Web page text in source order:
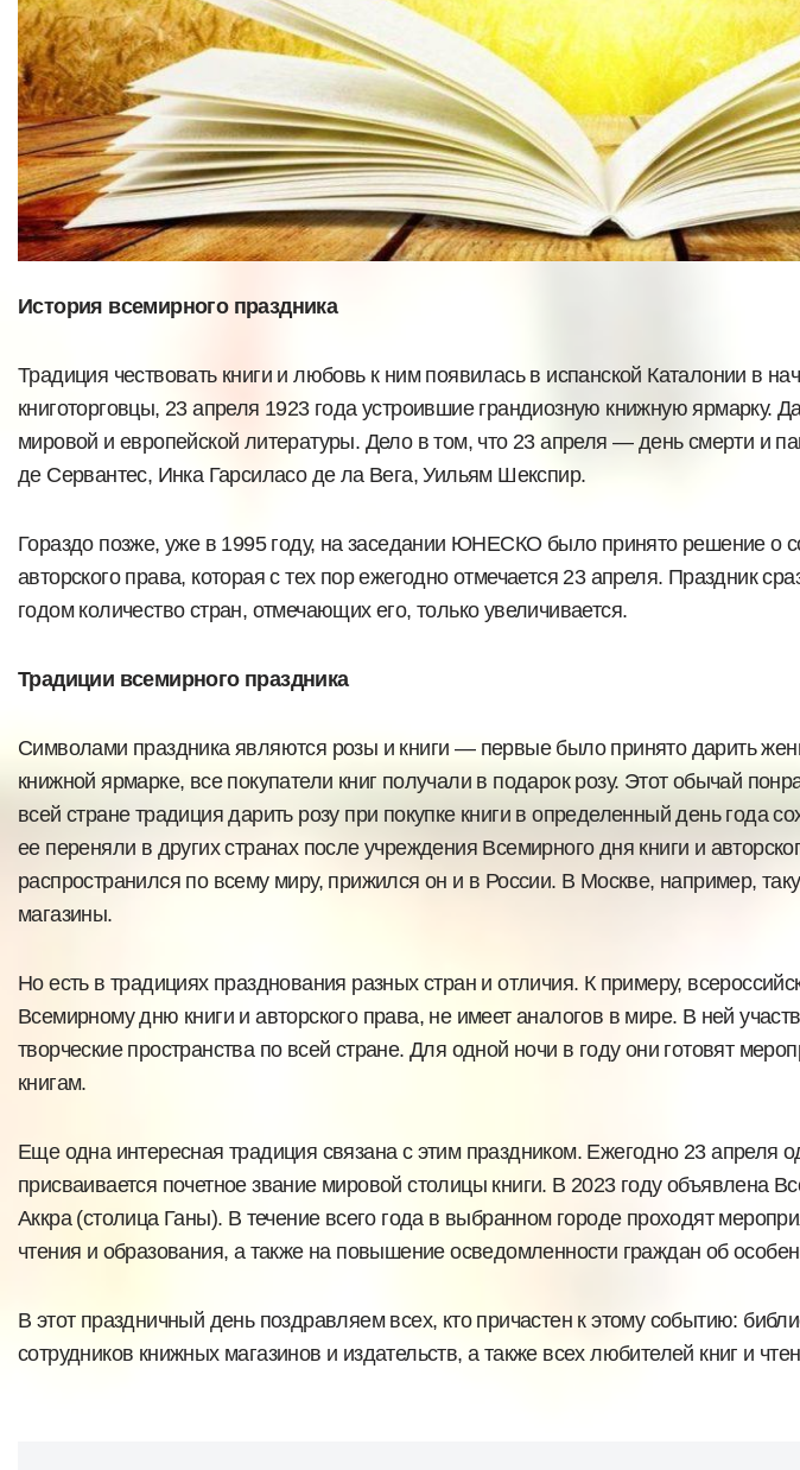
История всемирного праздника
Традиция чествовать книги и любовь к ним появилась в испанской Каталонии в
книготорговцы, 23 апреля 1923 года устроившие грандиозную книжную ярмарку.
мировой и европейской литературы. Дело в том, что 23 апреля — день смерти и
де Сервантес, Инка Гарсиласо де ла Вега, Уильям Шекспир.
Гораздо позже, уже в 1995 году, на заседании ЮНЕСКО было принято решение о
авторского права, которая с тех пор ежегодно отмечается 23 апреля. Праздник
годом количество стран, отмечающих его, только увеличивается.
Традиции всемирного праздника
Символами праздника являются розы и книги — первые было принято дарить
книжной ярмарке, все покупатели книг получали в подарок розу. Этот обычай
всей стране традиция дарить розу при покупке книги в определенный день года
ее переняли в других странах после учреждения Всемирного дня книги и
распространился по всему миру, прижился он и в России. В Москве, например,
магазины.
Но есть в традициях празднования разных стран и отличия. К примеру,
Всемирному дню книги и авторского права, не имеет аналогов в мире. В ней
творческие пространства по всей стране. Для одной ночи в году они готовят
книгам.
Еще одна интересная традиция связана с этим праздником. Ежегодно 23 апреля
присваивается почетное звание мировой столицы книги. В 2023 году объявлена
Аккра (столица Ганы). В течение всего года в выбранном городе проходят
чтения и образования, а также на повышение осведомленности граждан об
В этот праздничный день поздравляем всех, кто причастен к этому событию:
сотрудников книжных магазинов и издательств, а также всех любителей книг и